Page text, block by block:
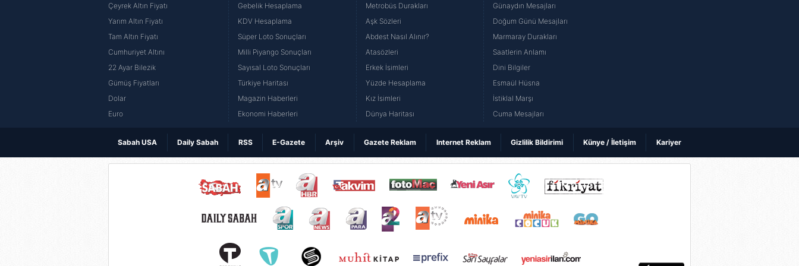
Çeyrek Altın Fiyatı
Yarım Altın Fiyatı
Tam Altın Fiyatı
Cumhuriyet Altını
22 Ayar Bilezik
Gümüş Fiyatları
Dolar
Euro
Gebelik Hesaplama
KDV Hesaplama
Süper Loto Sonuçları
Milli Piyango Sonuçları
Sayısal Loto Sonuçları
Türkiye Haritası
Magazin Haberleri
Ekonomi Haberleri
Metrobüs Durakları
Aşk Sözleri
Abdest Nasıl Alınır?
Atasözleri
Erkek İsimleri
Yüzde Hesaplama
Kız İsimleri
Dünya Haritası
Günaydın Mesajları
Doğum Günü Mesajları
Marmaray Durakları
Saatlerin Anlamı
Dini Bilgiler
Esmaül Hüsna
İstiklal Marşı
Cuma Mesajları
Sabah USA Daily Sabah RSS E-Gazete Arşiv Gazete Reklam Internet Reklam Gizlilik Bildirimi Künye / İletişim Kariyer